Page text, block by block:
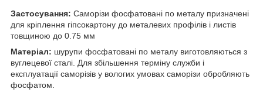
Застосування: Саморізи фосфатовані по металу призначені
для кріплення гіпсокартону до металевих профілів і листів
товщиною до 0.75 мм
Матеріал: шурупи фосфатовані по металу виготовляються з
вуглецевої сталі. Для збільшення терміну служби і
експлуатації саморізів у вологих умовах саморізи обробляють
фосфатом.